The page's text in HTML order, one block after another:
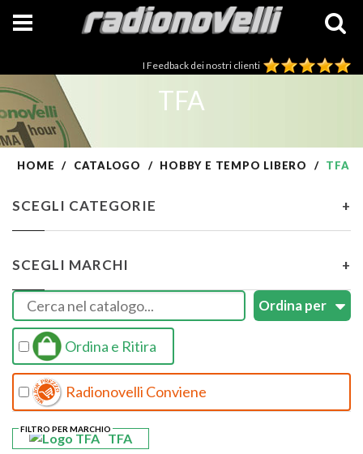
I Feedback dei nostri clienti
TFA
HOME CATALOGO HOBBY E TEMPO LIBERO TFA
SCEGLI CATEGORIE +
SCEGLI MARCHI +
Ordina e Ritira
Radionovelli Conviene
TFA
FILTRO PER MARCHIO